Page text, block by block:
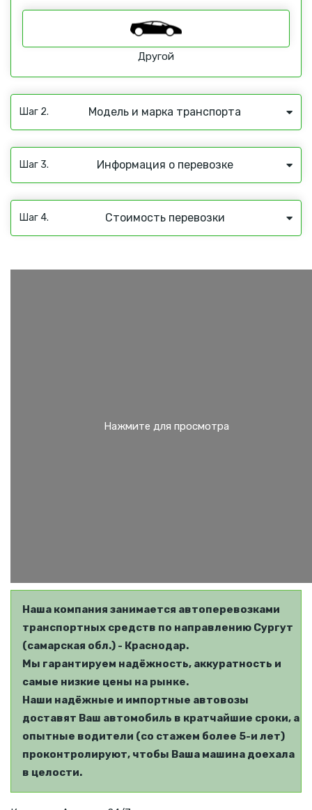
Другой
Шаг 2. Модель и марка транспорта
Шаг 3. Информация о перевозке
Шаг 4. Стоимость перевозки
Наша компания занимается автоперевозками
транспортных средств по направлению Сургут
(самарская обл.) - Краснодар.
Мы гарантируем надёжность, аккуратность и
самые низкие цены на рынке.
Наши надёжные и импортные автовозы
доставят Ваш автомобиль в кратчайшие сроки, а
опытные водители (со стажем более 5-и лет)
проконтролируют, чтобы Ваша машина доехала
в целости.